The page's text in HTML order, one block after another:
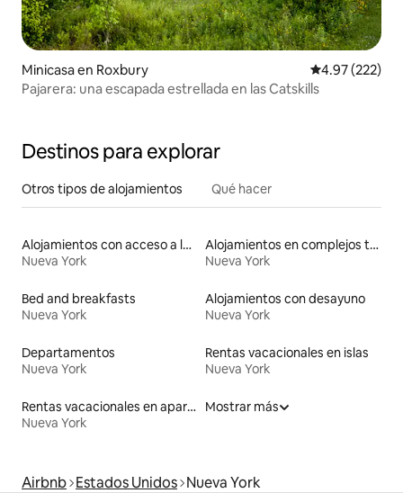
Minicasa en Roxbury Calificación
4.97 (222)
Pajarera: una escapada estrellada en las Catskills
Destinos para explorar
Otros tipos de alojamientos Qué hacer
Alojamientos con acceso a las pistas de esquí
Nueva York
Alojamientos en complejos turísticos
Nueva York
Bed and breakfasts
Nueva York
Alojamientos con desayuno
Nueva York
Departamentos
Nueva York
Rentas vacacionales en islas
Nueva York
Rentas vacacionales en apartoteles
Nueva York
Mostrar más
Airbnb Estados Unidos Nueva York